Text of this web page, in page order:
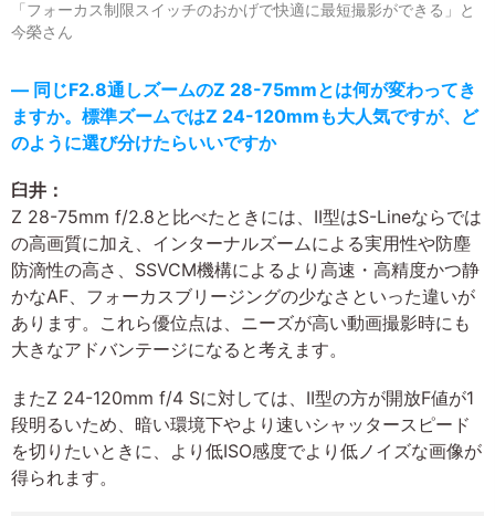
「フォーカス制限スイッチのおかげで快適に最短撮影ができる」と
今榮さん
― 同じF2.8通しズームのZ 28-75mmとは何が変わってき
ますか。標準ズームではZ 24-120mmも大人気ですが、ど
のように選び分けたらいいですか
臼井：
Z 28-75mm f/2.8と比べたときには、II型はS-Lineならでは
の高画質に加え、インターナルズームによる実用性や防塵
防滴性の高さ、SSVCM機構によるより高速・高精度かつ静
かなAF、フォーカスブリージングの少なさといった違いが
あります。これら優位点は、ニーズが高い動画撮影時にも
大きなアドバンテージになると考えます。
またZ 24-120mm f/4 Sに対しては、II型の方が開放F値が1
段明るいため、暗い環境下やより速いシャッタースピード
を切りたいときに、より低ISO感度でより低ノイズな画像が
得られます。